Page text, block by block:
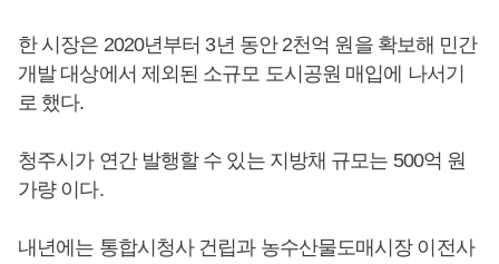
한 시장은 2020년부터 3년 동안 2천억 원을 확보해 민간
개발 대상에서 제외된 소규모 도시공원 매입에 나서기
로 했다.
청주시가 연간 발행할 수 있는 지방채 규모는 500억 원
가량 이다.
내년에는 통합시청사 건립과 농수산물도매시장 이전사